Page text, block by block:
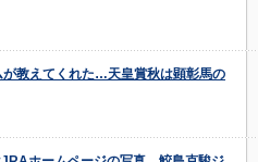
が教えてくれた…天皇賞秋は顕彰馬の